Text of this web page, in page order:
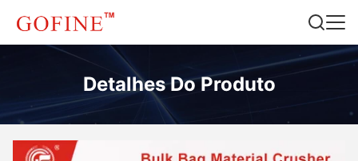
Detalhes Do Produto